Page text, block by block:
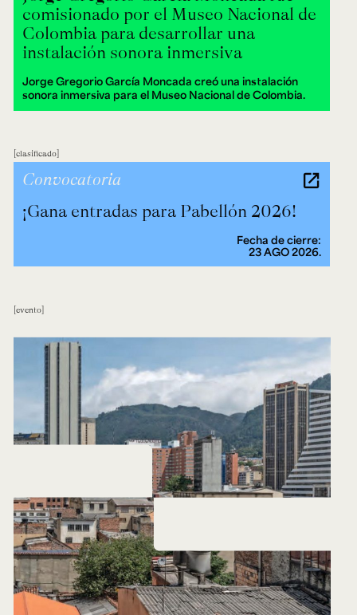
comisionado por el Museo Nacional de
Colombia para desarrollar una
instalación sonora inmersiva
Jorge Gregorio García Moncada creó una instalación
sonora inmersiva para el Museo Nacional de Colombia.
clasificado
¡Gana entradas para Pabellón 2026!
Convocatoria
Fecha de cierre:
23 AGO 2026.
evento